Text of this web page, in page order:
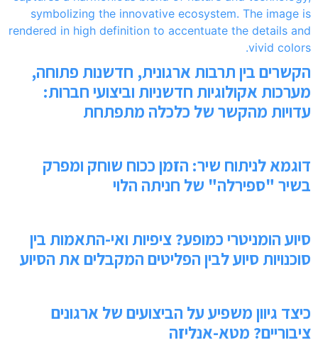
הקשרים בין תרבות ארגונית, חדשנות פתוחה,
מערכות אקולוגיות חדשניות וביצועי חברות:
עדויות מהקשר של כלכלה מתפתחת
דוגמא לניתוח שיר: הזמן ככוח שוחק ומפרק
בשיר "ספירלה" של חניתה הלוי
סיוע הומניטרי כמופע? ציפיות ואי-התאמות בין
סוכנויות סיוע לבין הפליטים המקבלים את הסיוע
כיצד גיוון משפיע על הביצועים של ארגונים
ציבוריים? מטא-אנליזה